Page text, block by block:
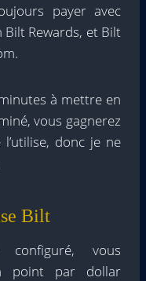
payer avec
Bilt Rewards, et Bilt
à mettre en
vous gagnerez
donc je ne
Bilt
vous
point par dollar